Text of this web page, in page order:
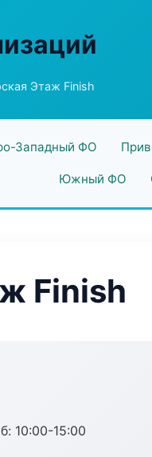
Этаж Finish
Западный ФО
Южный ФО
Finish
10:00-15:00